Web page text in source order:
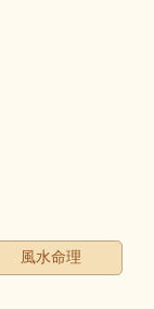
風水命理